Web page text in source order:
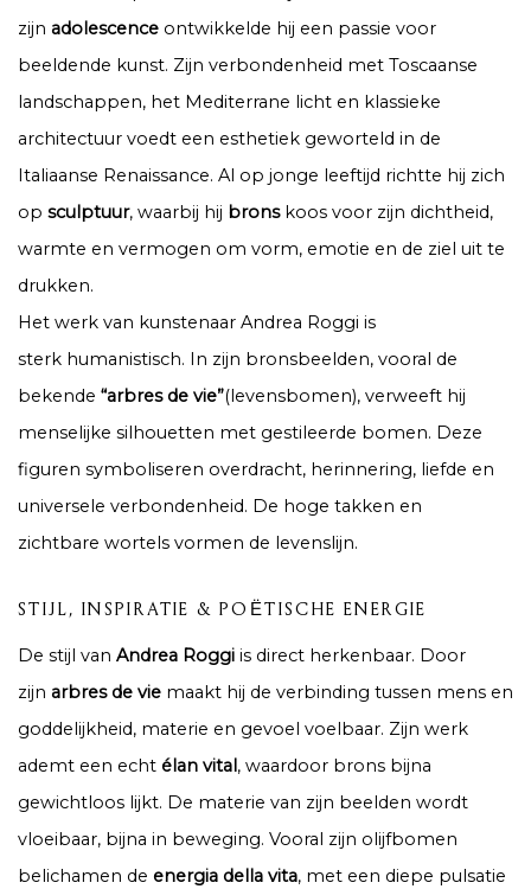
zijn adolescence ontwikkelde hij een passie voor
beeldende kunst. Zijn verbondenheid met Toscaanse
landschappen, het Mediterrane licht en klassieke
architectuur voedt een esthetiek geworteld in de
Italiaanse Renaissance. Al op jonge leeftijd richtte hij zich
op sculptuur, waarbij hij bronskoos voor zijn dichtheid,
warmte en vermogen om vorm, emotie en de ziel uit te
drukken.
Het werk van kunstenaar Andrea Roggi is
sterk humanistisch. In zijn bronsbeelden, vooral de
bekende “arbres de vie”(levensbomen), verweeft hij
menselijke silhouetten met gestileerde bomen. Deze
figuren symboliseren overdracht, herinnering, liefde en
universele verbondenheid. De hoge takken en
zichtbare wortels vormen de levenslijn.
STIJL, INSPIRATIE & POËTISCHE ENERGIE
De stijl van Andrea Roggi is direct herkenbaar. Door
zijn arbres de vie maakt hij de verbinding tussen mens en
goddelijkheid, materie en gevoel voelbaar. Zijn werk
ademt een echt élan vital, waardoor brons bijna
gewichtloos lijkt. De materie van zijn beelden wordt
vloeibaar, bijna in beweging. Vooral zijn olijfbomen
belichamen de energia della vita, met een diepe pulsatie